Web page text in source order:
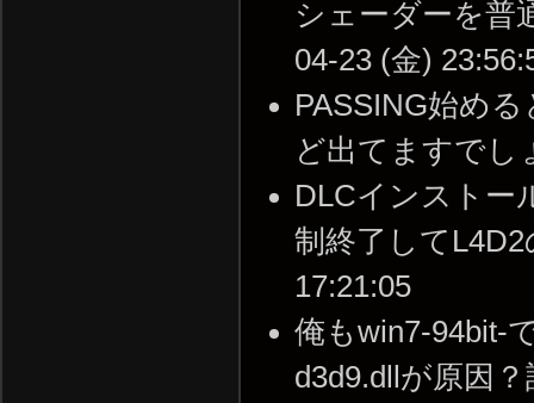
シェーダーを普
04-23 (金)
PASSING始め
ど出てますでし
DLCインストー
制終了して
17:21:05
俺もwin7-94bit-
d3d9.dllが原因